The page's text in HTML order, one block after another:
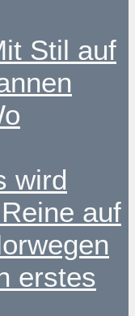
Stil auf
wird
auf
erstes